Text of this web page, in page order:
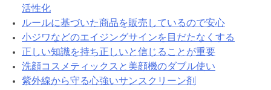
活性化
ルールに基づいた商品を販売しているので安心
小ジワなどのエイジングサインを目だたなくする
正しい知識を持ち正しいと信じることが重要
洗顔コスメティックスと美顔機のダブル使い
紫外線から守る心強いサンスクリーン剤